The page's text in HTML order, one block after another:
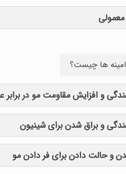
ها چیست؟
و افزایش مقاومت مو در برابر
و براق شدن برای شینیون
و حالت دادن برای فر دادن مو